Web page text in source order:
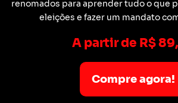
renomados para aprender tudo o que
eleições e fazer um mandato
A partir de R$
Compre agora!